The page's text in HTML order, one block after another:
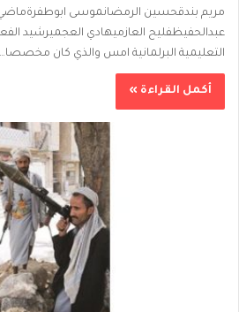
مريم بندقحسين الرمضانموسى
عبدالحفيظفليح العازميهادي العجميرشيد
التعليمية البرلمانية امس والذي كان مخصصا…
أكمل القراءة »